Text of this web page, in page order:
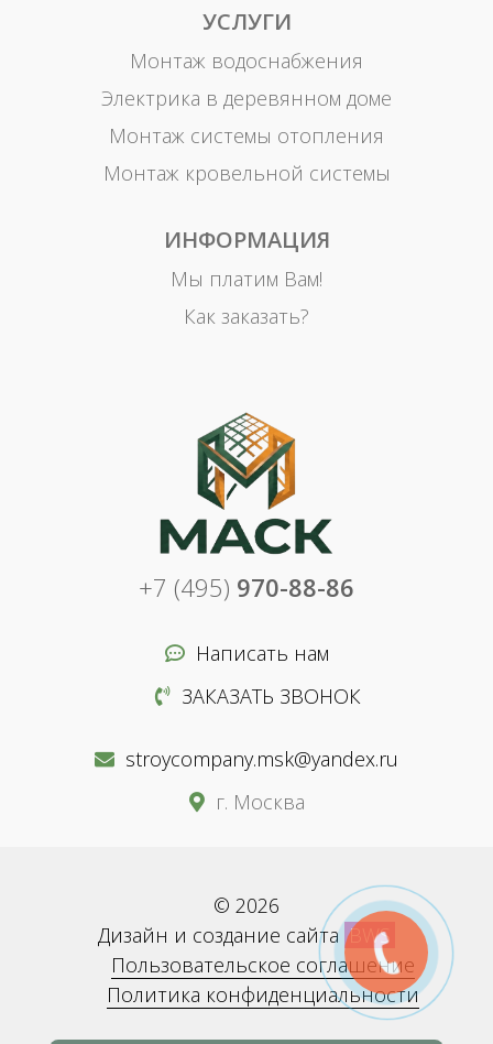
УСЛУГИ
Монтаж водоснабжения
Электрика в деревянном доме
Монтаж системы отопления
Монтаж кровельной системы
ИНФОРМАЦИЯ
Мы платим Вам!
Как заказать?
+7 (495) 970-88-86
Написать нам
ЗАКАЗАТЬ ЗВОНОК
stroycompany.msk@yandex.ru
г. Москва
© 2026
Дизайн и создание сайта BWS
Пользовательское соглашение
Политика конфиденциальности